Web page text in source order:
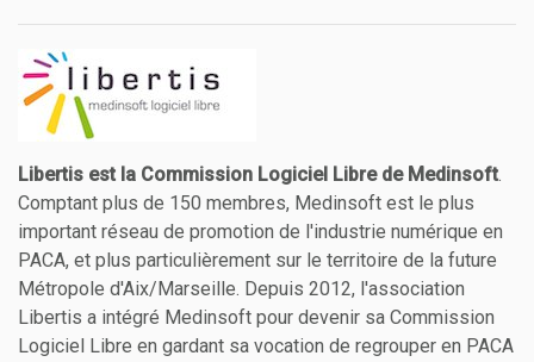
Libertis est la Commission Logiciel Libre de Medinsoft.
Comptant plus de 150 membres, Medinsoft est le plus
important réseau de promotion de l'industrie numérique en
PACA, et plus particulièrement sur le territoire de la future
Métropole d'Aix/Marseille. Depuis 2012, l'association
Libertis a intégré Medinsoft pour devenir sa Commission
Logiciel Libre en gardant sa vocation de regrouper en PACA